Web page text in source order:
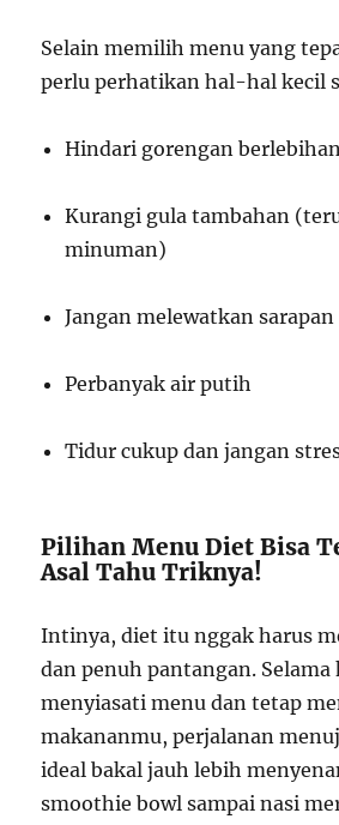
Selain memilih menu yang
perlu perhatikan hal-hal kecil
Hindari gorengan berlebihan
Kurangi gula tambahan
minuman)
Jangan melewatkan sarapan
Perbanyak air putih
Tidur cukup dan jangan
Pilihan Menu Diet Bisa
Asal Tahu Triknya!
Intinya, diet itu nggak harus
dan penuh pantangan. Selama
menyiasati menu dan tetap
makananmu, perjalanan
ideal bakal jauh lebih
smoothie bowl sampai nasi